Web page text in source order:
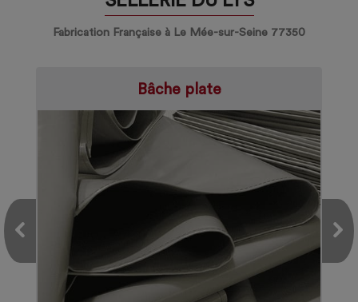
Fabrication Française à Le Mée-sur-Seine 77350
Bâche plate